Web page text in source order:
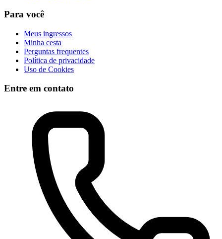
Para você
Meus ingressos
Minha cesta
Perguntas frequentes
Política de privacidade
Uso de Cookies
Entre em contato